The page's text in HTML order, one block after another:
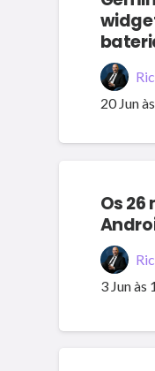
20 Jun
Os
3 Jun às